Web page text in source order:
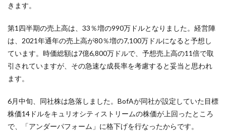
きます。
第1四半期の売上高は、33％増の990万ドルとなりました。経営陣
は、2021年通年の売上高が80％増の7,100万ドルになると予想し
ています。時価総額は7億6,800万ドルで、予想売上高の11倍で取
引されていますが、その急速な成長率を考慮すると妥当と思われ
ます。
6月中旬、同社株は急落しました。BofAが同社が設定していた目標
株価14ドルをキュリオシティストリームの株価が上回ったところ
で、「アンダーパフォーム」に格下げを行なったからです。